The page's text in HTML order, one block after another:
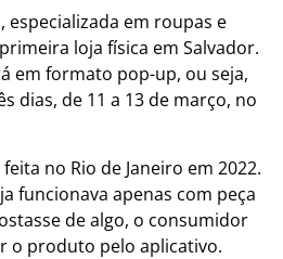
especializada em roupas e
loja física em Salvador.
em formato pop-up, ou seja,
dias, de 11 a 13 de março, no
no Rio de Janeiro em 2022.
funcionava apenas com peça
de algo, o consumidor
o produto pelo aplicativo.